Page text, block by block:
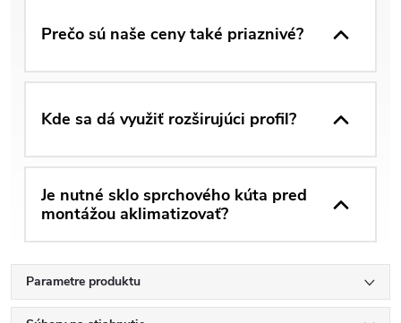
Prečo sú naše ceny také priaznivé?
Kde sa dá využiť rozširujúci profil?
Je nutné sklo sprchového kúta pred
montážou aklimatizovať?
Parametre produktu